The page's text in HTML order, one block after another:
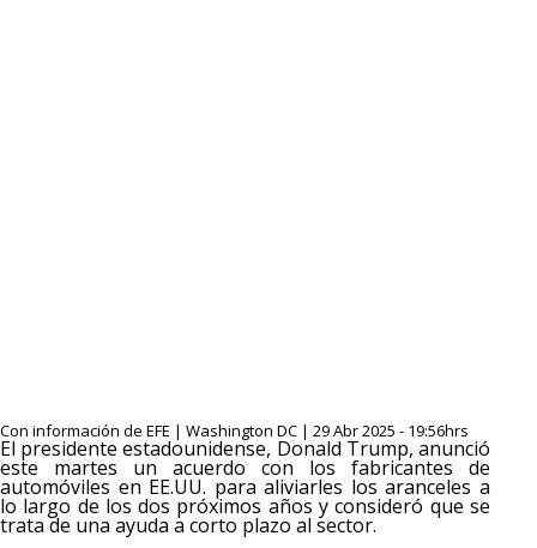
Con información de EFE | Washington DC | 29 Abr 2025 - 19:56hrs
El presidente estadounidense, Donald Trump, anunció
este martes un acuerdo con los fabricantes de
automóviles en EE.UU. para aliviarles los aranceles a
lo largo de los dos próximos años y consideró que se
trata de una ayuda a corto plazo al sector.